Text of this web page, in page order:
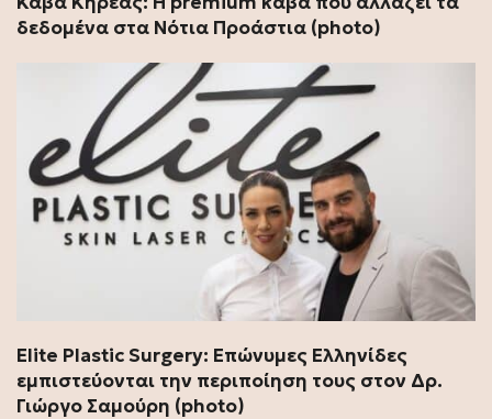
δεδομένα στα Νότια Προάστια (photo)
Elite Plastic Surgery: Επώνυμες Ελληνίδες
εμπιστεύονται την περιποίηση τους στον Δρ.
Γιώργο Σαμούρη (photo)